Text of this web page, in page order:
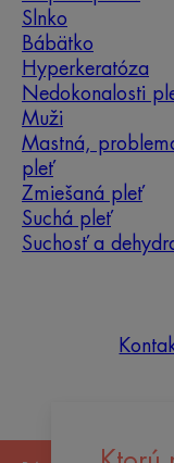
Slnko
Bábätko
Hyperkeratóza
Nedokonalosti
Muži
Mastná,
pleť
Zmiešaná pleť
Suchá pleť
Suchosť a